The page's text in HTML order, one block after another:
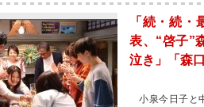
「続・続
表、“啓子”
泣き」「森
小泉今日子と